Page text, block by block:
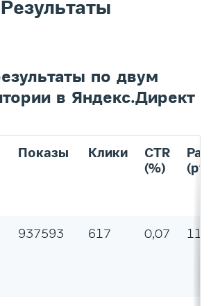
​Результаты
по двум
в Яндекс.Директ
Показы Клики
CTR
(%)
937593 617 0,07